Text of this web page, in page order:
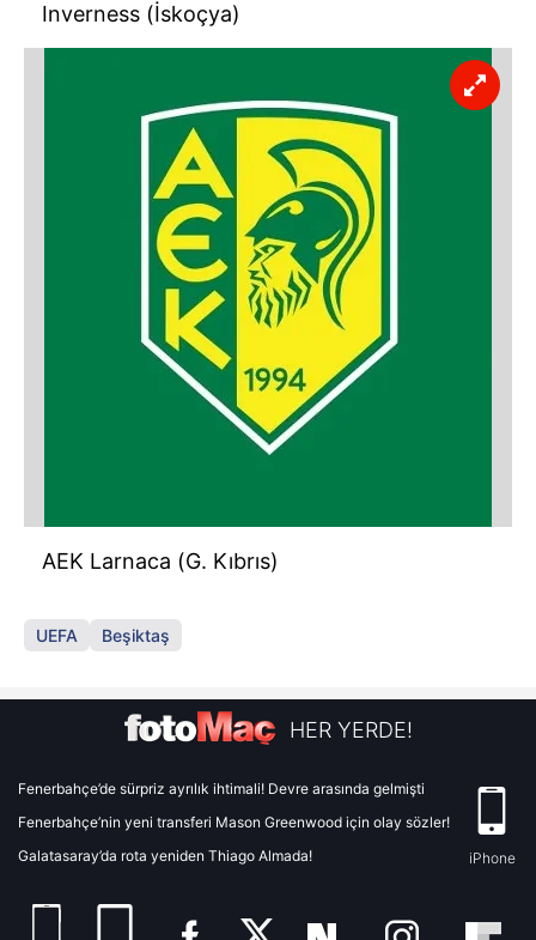
Inverness (İskoçya)
AEK Larnaca (G. Kıbrıs)
UEFA Beşiktaş
HER YERDE!
Fenerbahçe’de sürpriz ayrılık ihtimali! Devre arasında gelmişti
Fenerbahçe’nin yeni transferi Mason Greenwood için olay sözler!
Galatasaray’da rota yeniden Thiago Almada!
iPhone